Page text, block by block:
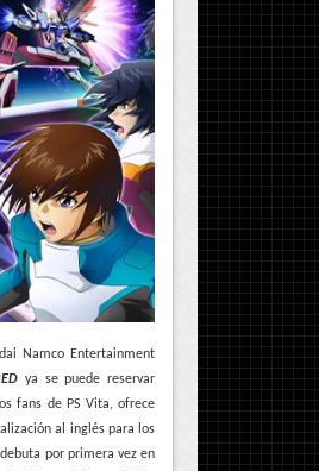
Namco Entertainment
ya se puede reservar
fans de PS Vita, ofrece
al inglés para los
por primera vez en